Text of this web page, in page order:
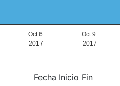
Fecha Inicio Fin